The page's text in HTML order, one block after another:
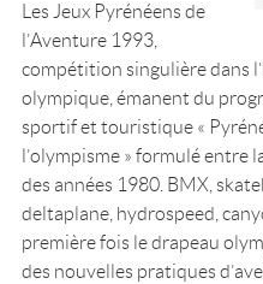
Les Jeux Pyrénéens de
l’Aventure 1993,
compétition singulière dans
olympique, émanent du
sportif et touristique «
l’olympisme » formulé entre
des années 1980. BMX,
deltaplane, hydrospeed,
première fois le drapeau
des nouvelles pratiques